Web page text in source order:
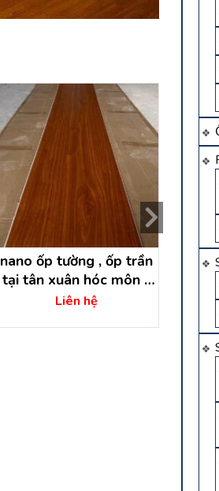
nano ốp tường , ốp trần
tại tân xuân hóc môn –
hồ chí minh
Liên hệ
thi
lam
hóc